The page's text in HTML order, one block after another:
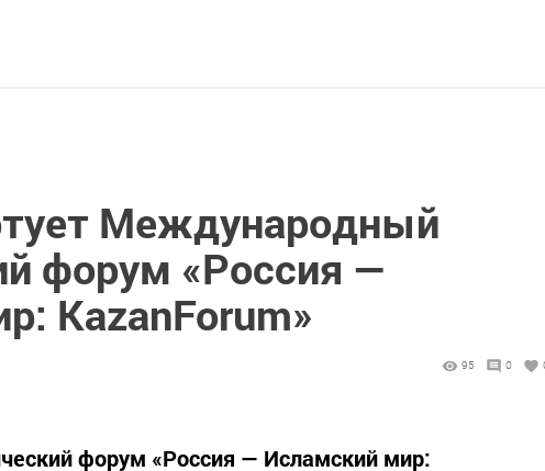
Международный
форум «Россия —
KazanForum»
95 0
форум «Россия — Исламский мир: